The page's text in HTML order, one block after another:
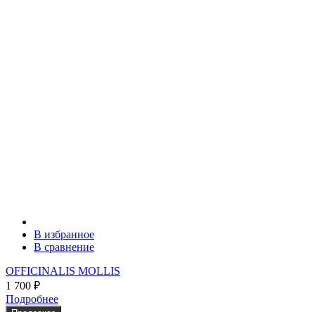
В избранное
В сравнение
OFFICINALIS MOLLIS
1 700 ₽
Подробнее